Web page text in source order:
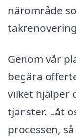
närområde
Genom vår
begära
vilket hjälper
tjänster. Låt
processen,